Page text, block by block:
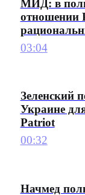
МИД: в
отношении
03:04
Зеленский
Украине
Patriot
00:32
Начмед